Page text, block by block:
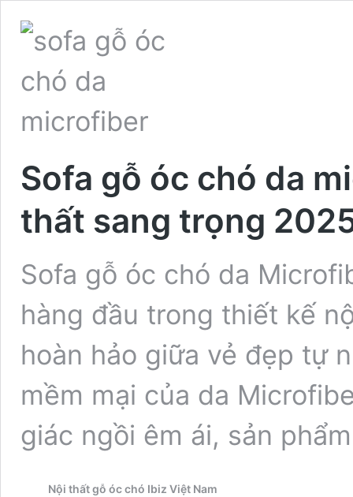
Sofa gỗ óc chó da
thất sang trọng
Sofa gỗ óc chó da
hàng đầu trong thiết kế
hoàn hảo giữa vẻ đẹp tự
mềm mại của da
giác ngồi êm ái, sản
Nội thất gỗ óc chó Ibiz Việt Nam